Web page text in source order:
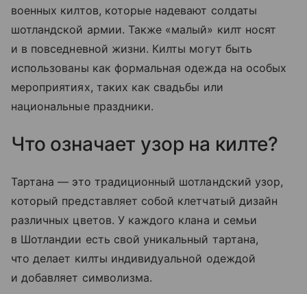
военных килтов, которые надевают солдаты
шотландской армии. Также «малый» килт носят
и в повседневной жизни. Килты могут быть
использованы как формальная одежда на особых
мероприятиях, таких как свадьбы или
национальные праздники.
Что означает узор на килте?
Тартана — это традиционный шотландский узор,
который представляет собой клетчатый дизайн
различных цветов. У каждого клана и семьи
в Шотландии есть свой уникальный тартана,
что делает килты индивидуальной одеждой
и добавляет символизма.